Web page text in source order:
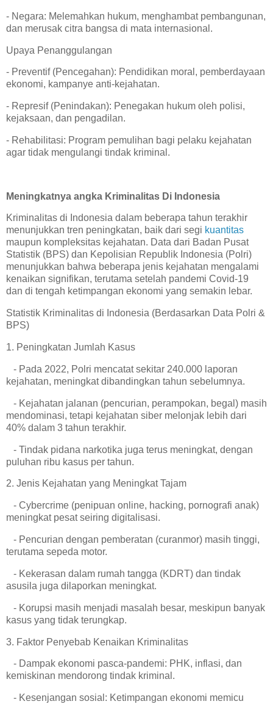
- Negara: Melemahkan hukum, menghambat pembangunan,
dan merusak citra bangsa di mata internasional.
Upaya Penanggulangan
- Preventif (Pencegahan): Pendidikan moral, pemberdayaan
ekonomi, kampanye anti-kejahatan.
- Represif (Penindakan): Penegakan hukum oleh polisi,
kejaksaan, dan pengadilan.
- Rehabilitasi: Program pemulihan bagi pelaku kejahatan
agar tidak mengulangi tindak kriminal.
Meningkatnya angka Kriminalitas Di Indonesia
Kriminalitas di Indonesia dalam beberapa tahun terakhir
menunjukkan tren peningkatan, baik dari segi kuantitas
maupun kompleksitas kejahatan. Data dari Badan Pusat
Statistik (BPS) dan Kepolisian Republik Indonesia (Polri)
menunjukkan bahwa beberapa jenis kejahatan mengalami
kenaikan signifikan, terutama setelah pandemi Covid-19
dan di tengah ketimpangan ekonomi yang semakin lebar.
Statistik Kriminalitas di Indonesia (Berdasarkan Data Polri &
BPS)
1. Peningkatan Jumlah Kasus
- Pada 2022, Polri mencatat sekitar 240.000 laporan
kejahatan, meningkat dibandingkan tahun sebelumnya.
- Kejahatan jalanan (pencurian, perampokan, begal) masih
mendominasi, tetapi kejahatan siber melonjak lebih dari
40% dalam 3 tahun terakhir.
- Tindak pidana narkotika juga terus meningkat, dengan
puluhan ribu kasus per tahun.
2. Jenis Kejahatan yang Meningkat Tajam
- Cybercrime (penipuan online, hacking, pornografi anak)
meningkat pesat seiring digitalisasi.
- Pencurian dengan pemberatan (curanmor) masih tinggi,
terutama sepeda motor.
- Kekerasan dalam rumah tangga (KDRT) dan tindak
asusila juga dilaporkan meningkat.
- Korupsi masih menjadi masalah besar, meskipun banyak
kasus yang tidak terungkap.
3. Faktor Penyebab Kenaikan Kriminalitas
- Dampak ekonomi pasca-pandemi: PHK, inflasi, dan
kemiskinan mendorong tindak kriminal.
- Kesenjangan sosial: Ketimpangan ekonomi memicu